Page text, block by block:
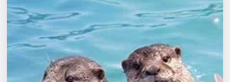
Квесты
Экскурсии
Спорт
События